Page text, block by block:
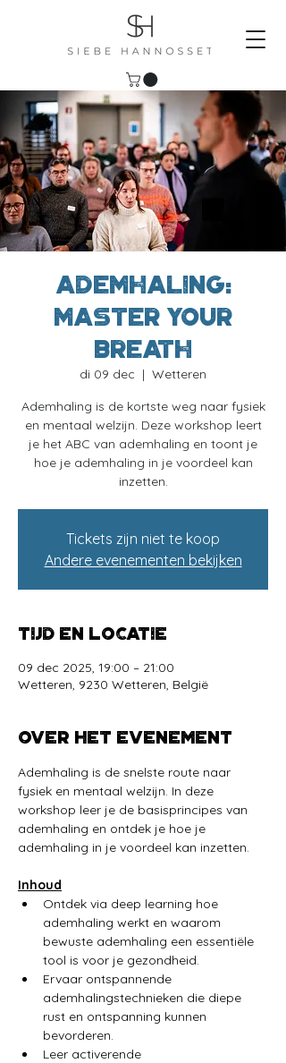
Ademhaling:
Master your
breath
di 09 dec
  |
Wetteren
Ademhaling is de kortste weg naar fysiek
en mentaal welzijn. Deze workshop leert
je het ABC van ademhaling en toont je
hoe je ademhaling in je voordeel kan
Tickets zijn niet te koop
Andere evenementen bekijken
Tijd en locatie
09 dec 2025, 19:00 – 21:00
Wetteren, 9230 Wetteren, België
Over het evenement
Ademhaling is de snelste route naar
fysiek en mentaal welzijn. In deze
workshop leer je de basisprincipes van
ademhaling en ontdek je hoe je
ademhaling in je voordeel kan inzetten.
Inhoud
Ontdek via deep learning hoe
ademhaling werkt en waarom
bewuste ademhaling een essentiële
tool is voor je gezondheid.
Ervaar ontspannende
ademhalingstechnieken die diepe
rust en ontspanning kunnen
bevorderen.
Leer activerende